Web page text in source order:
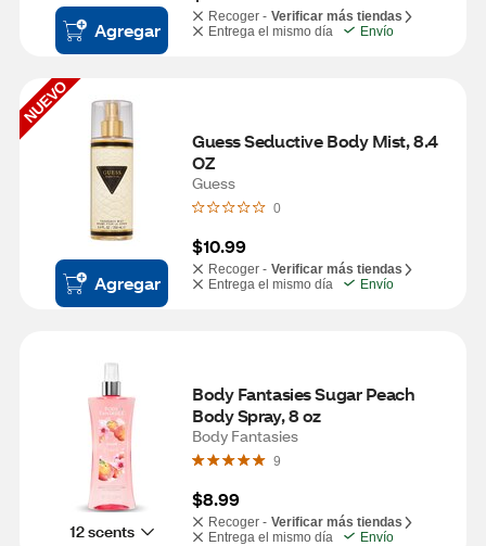
Agregar
Recoger - Verificar más tiendas
Entrega el mismo día
Envío
NUEVO
Agregar
Guess Seductive Body Mist, 8.4
OZ
Guess
0
$10.99
Recoger - Verificar más tiendas
Entrega el mismo día
Envío
12 scents
Body Fantasies Sugar Peach
Body Spray, 8 oz
Body Fantasies
9
$8.99
Recoger - Verificar más tiendas
Entrega el mismo día
Envío